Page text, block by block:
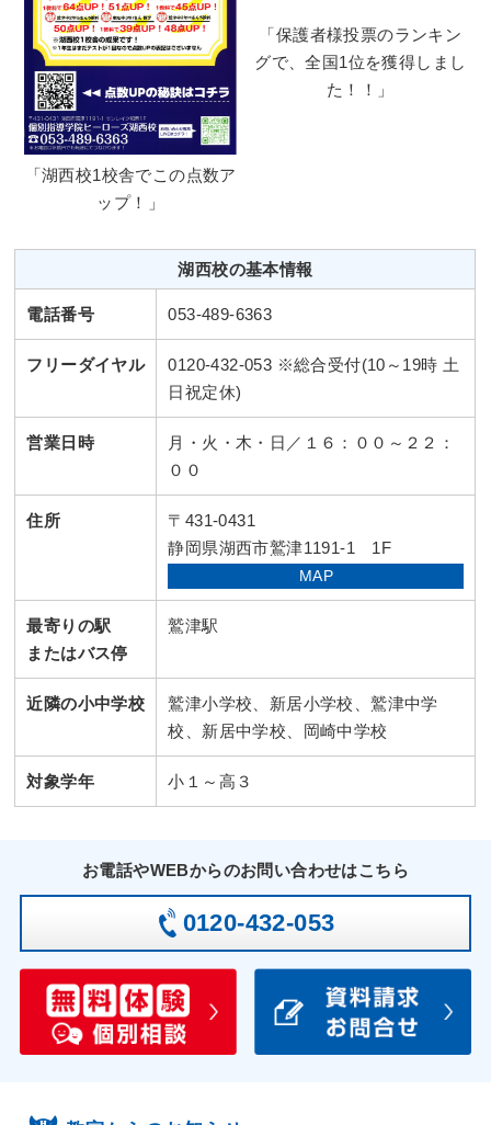
「湖西校1校舎でこの点数ア
ップ！」
「保護者様投票のランキン
グで、全国1位を獲得しまし
た！！」
湖西校の基本情報
電話番号 053-489-6363
フリーダイヤル
0120-432-053 ※総合受付(10～19時 土
日祝定休)
営業日時
月・火・木・日／１６：００～２２：
００
住所
〒431-0431
静岡県湖西市鷲津1191-1 1F
MAP
最寄りの駅
またはバス停
鷲津駅
近隣の小中学校
鷲津小学校、新居小学校、鷲津中学
校、新居中学校、岡崎中学校
対象学年 小１～高３
お電話やWEBからのお問い合わせはこちら
0120-432-053